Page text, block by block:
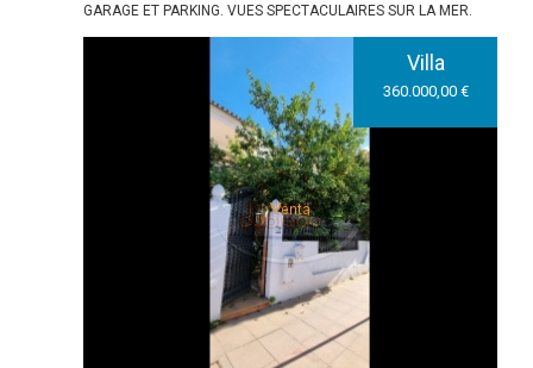
GARAGE ET PARKING. VUES SPECTACULAIRES SUR LA MER.
Villa
360.000,00 €